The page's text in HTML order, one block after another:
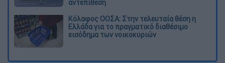
αντεπίθεση
Κόλαφος ΟΟΣΑ: Στην τελευταία θέση η
Ελλάδα για το πραγματικό διαθέσιμο
εισόδημα των νοικοκυριών